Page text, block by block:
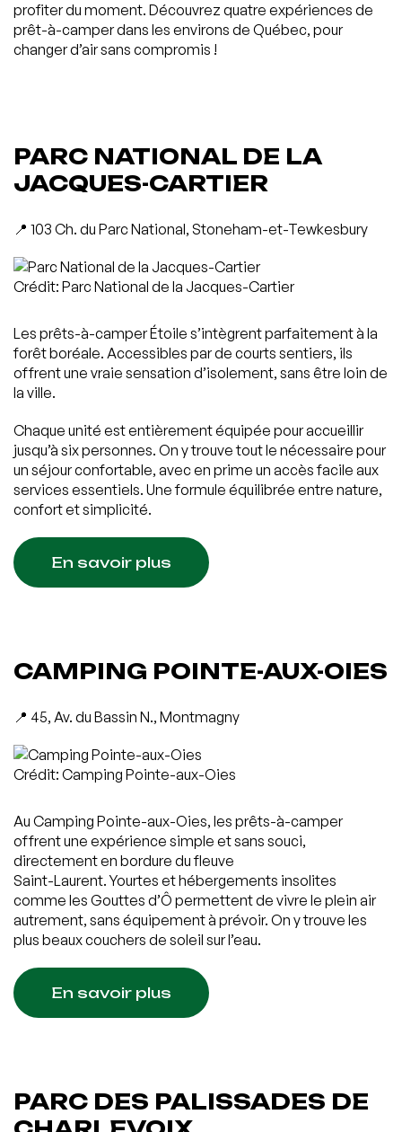
profiter du moment. Découvrez quatre expériences de
prêt-à-camper dans les environs de Québec, pour
changer d’air sans compromis !
PARC NATIONAL DE LA
JACQUES-CARTIER
📍 103 Ch. du Parc National, Stoneham-et-Tewkesbury
Crédit: Parc National de la Jacques-Cartier
Les prêts-à-camper Étoile s’intègrent parfaitement à la
forêt boréale. Accessibles par de courts sentiers, ils
offrent une vraie sensation d’isolement, sans être loin de
la ville.
Chaque unité est entièrement équipée pour accueillir
jusqu’à six personnes. On y trouve tout le nécessaire pour
un séjour confortable, avec en prime un accès facile aux
services essentiels. Une formule équilibrée entre nature,
confort et simplicité.
En savoir plus
CAMPING POINTE-AUX-OIES
📍 45, Av. du Bassin N., Montmagny
Crédit: Camping Pointe-aux-Oies
Au Camping Pointe-aux-Oies, les prêts-à-camper
offrent une expérience simple et sans souci,
directement en bordure du fleuve
Saint-Laurent. Yourtes et hébergements insolites
comme les Gouttes d’Ô permettent de vivre le plein air
autrement, sans équipement à prévoir. On y trouve les
plus beaux couchers de soleil sur l’eau.
En savoir plus
PARC DES PALISSADES DE